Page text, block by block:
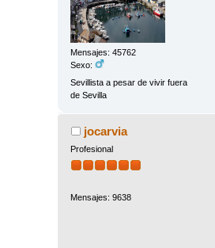
Mensajes: 45762
Sexo:
Sevillista a pesar de vivir fuera
de Sevilla
jocarvia
Profesional
Mensajes: 9638